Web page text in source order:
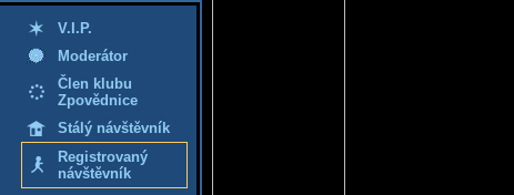
V.I.P.
Moderátor
Člen klubu
Zpovědnice
Stálý návštěvník
Registrovaný
návštěvník